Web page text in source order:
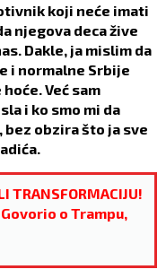
koji neće imati
njegova deca žive
Dakle, ja mislim da
i normalne Srbije
Već sam
i ko smo mi da
obzira što ja sve
TRANSFORMACIJU!
o Trampu,